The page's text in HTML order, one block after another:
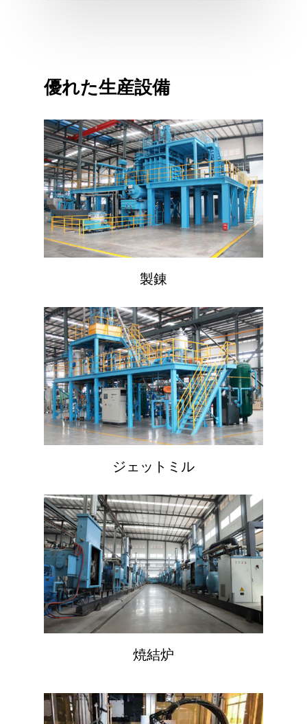
優れた生産設備
製錬
ジェットミル
焼結炉
フロントページ
私たちについて
会社概要
生産ベース
開発履歴
企業の栄誉
資格認証
製品センター
磁気材料
磁気成分
磁気装置
製品アプリケーション
高度な製造
イノベーションケース
生産機器
テスト機器
品質システム
持続可能な開発
ESGレポート
希土類協力
モーターと磁石のリサ
会社のニュース
最新ニュース
ビデオセンター
お問い合わせ
English
JL Mag Innovation
Ltd.